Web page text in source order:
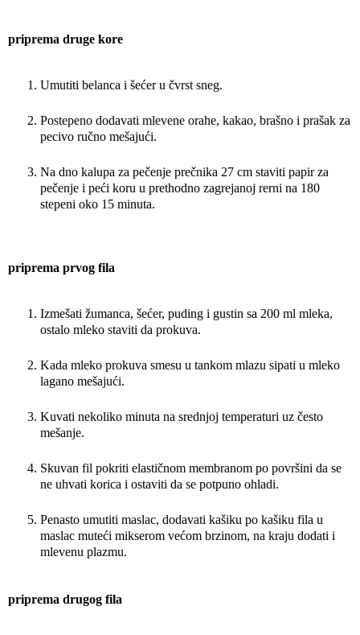
priprema druge kore
Umutiti belanca i šećer u čvrst sneg.
Postepeno dodavati mlevene orahe, kakao, brašno i prašak za
pecivo ručno mešajući.
Na dno kalupa za pečenje prečnika 27 cm staviti papir za
pečenje i peći koru u prethodno zagrejanoj rerni na 180
stepeni oko 15 minuta.
priprema prvog fila
Izmešati žumanca, šećer, puding i gustin sa 200 ml mleka,
ostalo mleko staviti da prokuva.
Kada mleko prokuva smesu u tankom mlazu sipati u mleko
lagano mešajući.
Kuvati nekoliko minuta na srednjoj temperaturi uz često
mešanje.
Skuvan fil pokriti elastičnom membranom po površini da se
ne uhvati korica i ostaviti da se potpuno ohladi.
Penasto umutiti maslac, dodavati kašiku po kašiku fila u
maslac muteći mikserom većom brzinom, na kraju dodati i
mlevenu plazmu.
priprema drugog fila